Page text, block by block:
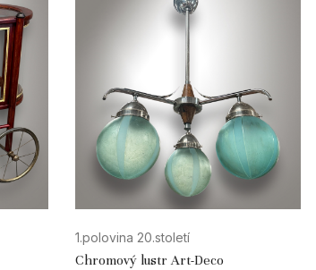
1.polovina 20.století
Chromový lustr Art-Deco